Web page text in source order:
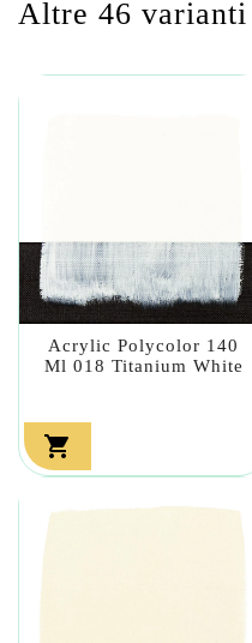
Altre 46
Acrylic Polycolor 140
Ml 018 Titanium White
